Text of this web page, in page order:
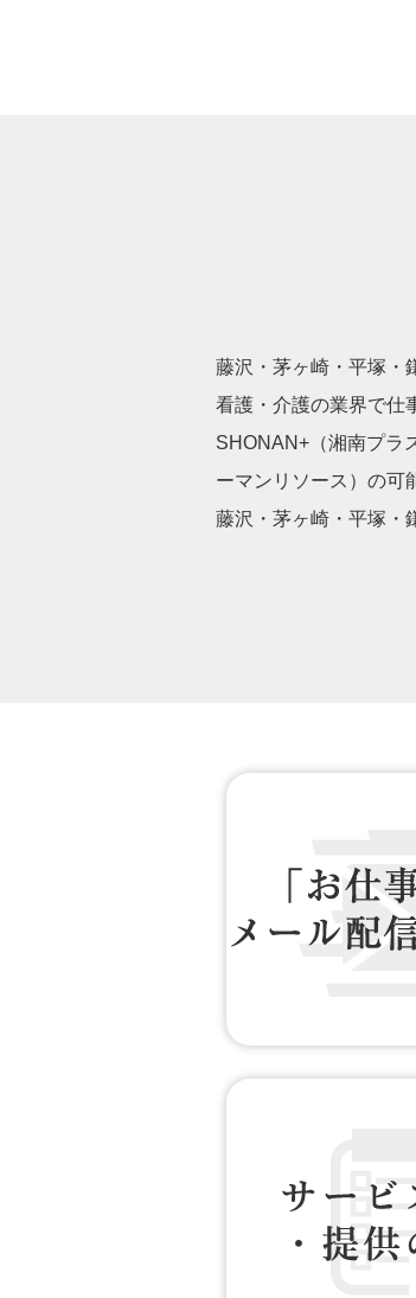
藤沢・茅ヶ崎・平塚・
看護・介護の業界で仕
SHONAN+（湘南プラ
ーマンリソース）の可
藤沢・茅ヶ崎・平塚・
お仕事情報 配信登録